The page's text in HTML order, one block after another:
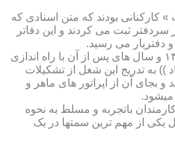
کارکنانی بودند که متن اسنادی که
سردفتر ثبت می کردند و این دفاتر
دفتریار می رسید.
از سال های ۱۳۹۲ تا سال ۱۳۹۵ و سال های پس از آن با راه اندازی
)) به تدریج این شغل از تشکیلات
بجای آن از اپراتور های ماهر و
باتجربه و مسلط به نحوه
یکی از مهم ترین سمتها در یک